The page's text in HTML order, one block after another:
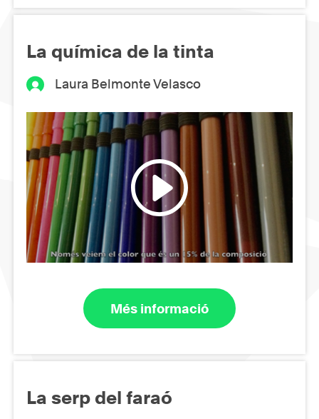
La química de la tinta
Laura Belmonte Velasco
Més informació
La serp del faraó